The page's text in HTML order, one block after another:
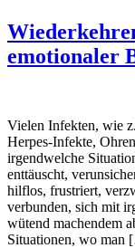
emotionaler
Vielen Infekten, wie
Herpes-Infekte,
irgendwelche
enttäuscht,
hilflos, frustriert,
verbunden, sich mit
wütend machendem
Situationen, wo